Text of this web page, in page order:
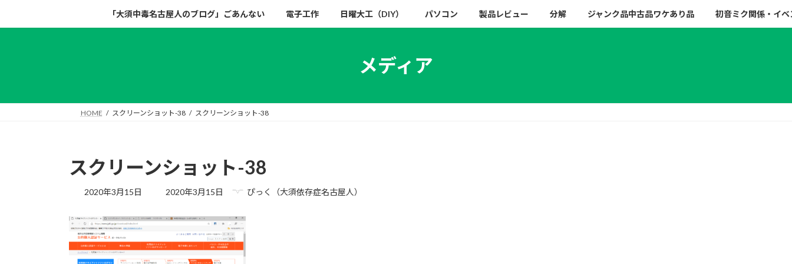
キ
に
「大須中毒名古屋人のブログ」ごあんない 電子工作 日曜大工（DIY） パソコン 製品レビュー 分解 ジャンク品中古品ワケあり品 初音ミク関係・イベ
メディア
HOME スクリーンショット-38 スクリーンショット-38
スクリーンショット-38
2020年3月15日
最
更
時
:
2020年3月15日 ぴっく（大須依存症名古屋人）